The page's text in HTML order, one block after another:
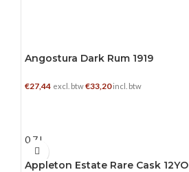
Angostura Dark Rum 1919
€27,44 excl. btw€33,20incl. btw
0.7 L
Appleton Estate Rare Cask 12YO